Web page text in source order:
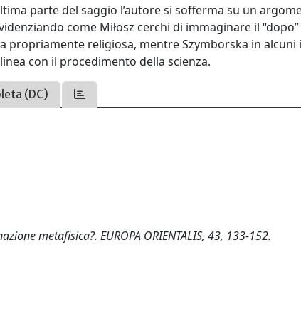
parte del saggio l’autore si sofferma su un
come Miłosz cerchi di immaginare il
religiosa, mentre Szymborska in alcuni
con il procedimento della scienza.
(DC)
metafisica?. EUROPA ORIENTALIS, 43, 133-152.